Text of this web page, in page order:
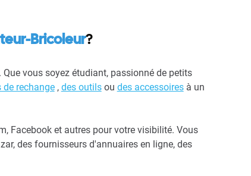
Bricoleur?
vous soyez étudiant, passionné de petits
de rechange, des outilsou des accessoiresà un
Facebook et autres pour votre visibilité. Vous
des fournisseurs d'annuaires en ligne, des